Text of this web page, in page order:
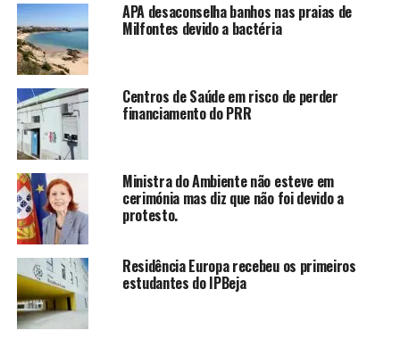
APA desaconselha banhos nas praias de
Milfontes devido a bactéria
Centros de Saúde em risco de perder
financiamento do PRR
Ministra do Ambiente não esteve em
cerimónia mas diz que não foi devido a
protesto.
Residência Europa recebeu os primeiros
estudantes do IPBeja